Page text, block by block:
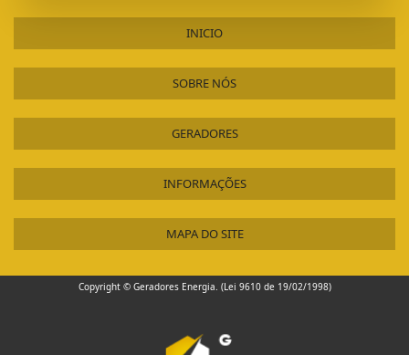
INICIO
SOBRE NÓS
GERADORES
INFORMAÇÕES
MAPA DO SITE
Copyright © Geradores Energia. (Lei 9610 de 19/02/1998)